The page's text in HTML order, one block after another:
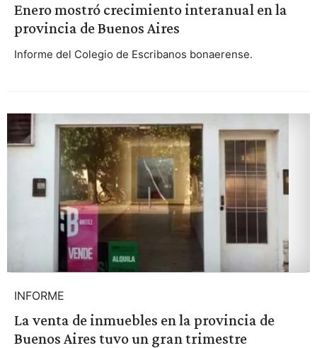
Enero mostró crecimiento interanual en la
provincia de Buenos Aires
Informe del Colegio de Escribanos bonaerense.
INFORME
La venta de inmuebles en la provincia de
Buenos Aires tuvo un gran trimestre